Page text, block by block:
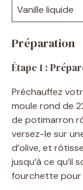
Vanille liquide
Préparation
Étape 1 :
Préchauffez
moule rond de
de potimarron
versez-le sur
d’olive, et
jusqu’à ce qu’il
fourchette pour